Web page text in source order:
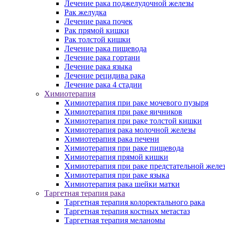
Лечение рака поджелудочной железы
Рак желудка
Лечение рака почек
Рак прямой кишки
Рак толстой кишки
Лечение рака пищевода
Лечение рака гортани
Лечение рака языка
Лечение рецидива рака
Лечение рака 4 стадии
Химиотерапия
Химиотерапия при раке мочевого пузыря
Химиотерапия при раке яичников
Химиотерапия при раке толстой кишки
Химиотерапия рака молочной железы
Химиотерапия рака печени
Химиотерапия при раке пищевода
Химиотерапия прямой кишки
Химиотерапия при раке предстательной
Химиотерапия при раке языка
Химиотерапия рака шейки матки
Таргетная терапия рака
Таргетная терапия колоректального рака
Таргетная терапия костных метастаз
Таргетная терапия меланомы